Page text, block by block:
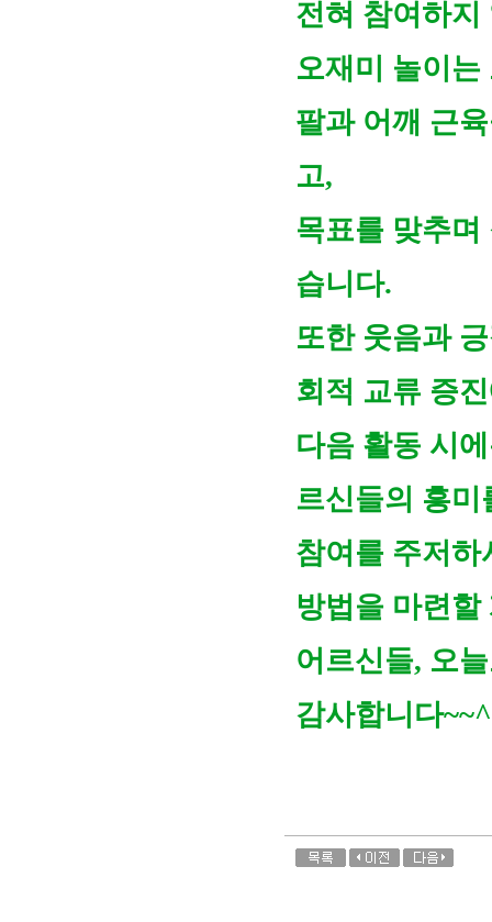
전혀 참여하지
오재미 놀이
팔과 어깨 근
고,
목표를 맞추
습니다.
또한 웃음과
회적 교류 증
다음 활동 시
르신들의 흥미
참여를 주저하
방법을 마련할
어르신들, 오
감사합니다